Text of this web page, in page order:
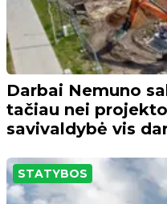
Darbai Nemuno
tačiau nei
savivaldybė vis
STATYBOS